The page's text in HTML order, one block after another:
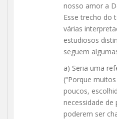
nosso amor a
Esse trecho do
várias
estudiosos
seguem
a) Seria uma
(“Porque
poucos,
necessidade de
poderem ser